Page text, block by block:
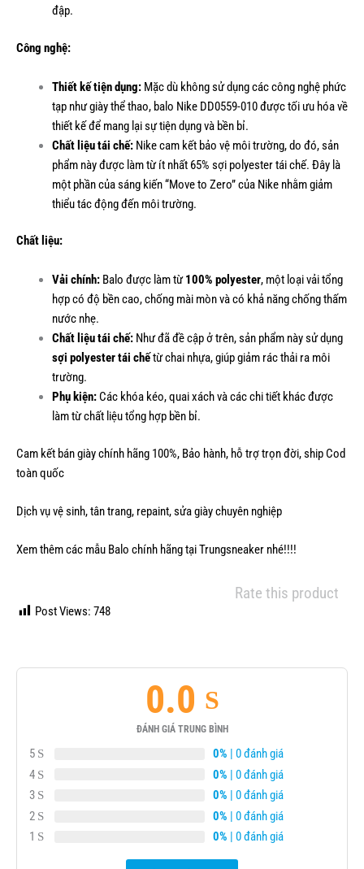
đập.
Công nghệ:
Thiết kế tiện dụng:Mặc dù không sử dụng các công nghệ phức
tạp như giày thể thao, balo Nike DD0559-010 được tối ưu hóa về
thiết kế để mang lại sự tiện dụng và bền bỉ.
Chất liệu tái chế:Nike cam kết bảo vệ môi trường, do đó, sản
phẩm này được làm từ ít nhất 65% sợi polyester tái chế. Đây là
một phần của sáng kiến “Move to Zero” của Nike nhằm giảm
thiểu tác động đến môi trường.
Chất liệu:
Vải chính:Balo được làm từ100% polyester, một loại vải tổng
hợp có độ bền cao, chống mài mòn và có khả năng chống thấm
nước nhẹ.
Chất liệu tái chế:Như đã đề cập ở trên, sản phẩm này sử dụng
sợi polyester tái chếtừ chai nhựa, giúp giảm rác thải ra môi
trường.
Phụ kiện:Các khóa kéo, quai xách và các chi tiết khác được
làm từ chất liệu tổng hợp bền bỉ.
Cam kết bán giày chính hãng 100%, Bảo hành, hỗ trợ trọn đời, ship Cod
toàn quốc
Dịch vụ vệ sinh, tân trang, repaint, sửa giày chuyên nghiệp
Xem thêm các mẫu Balo chính hãngtại Trungsneaker nhé!!!!
Rate this product
Post Views: 748
0.0
ĐÁNH GIÁ TRUNG BÌNH
5 0% | 0 đánh giá
4
0% | 0 đánh giá
3
0% | 0 đánh giá
2
0% | 0 đánh giá
1
0% | 0 đánh giá